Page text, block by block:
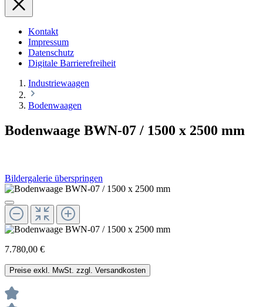
Kontakt
Impressum
Datenschutz
Digitale Barrierefreiheit
Industriewaagen
Bodenwaagen
Bodenwaage BWN-07 / 1500 x 2500 mm
Bildergalerie überspringen
7.780,00 €
Preise exkl. MwSt. zzgl. Versandkosten